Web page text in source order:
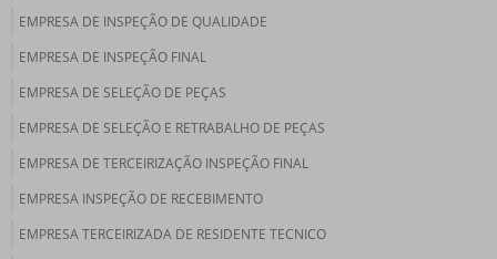
EMPRESA DE INSPEÇÃO DE QUALIDADE
EMPRESA DE INSPEÇÃO FINAL
EMPRESA DE SELEÇÃO DE PEÇAS
EMPRESA DE SELEÇÃO E RETRABALHO DE PEÇAS
EMPRESA DE TERCEIRIZAÇÃO INSPEÇÃO FINAL
EMPRESA INSPEÇÃO DE RECEBIMENTO
EMPRESA TERCEIRIZADA DE RESIDENTE TECNICO